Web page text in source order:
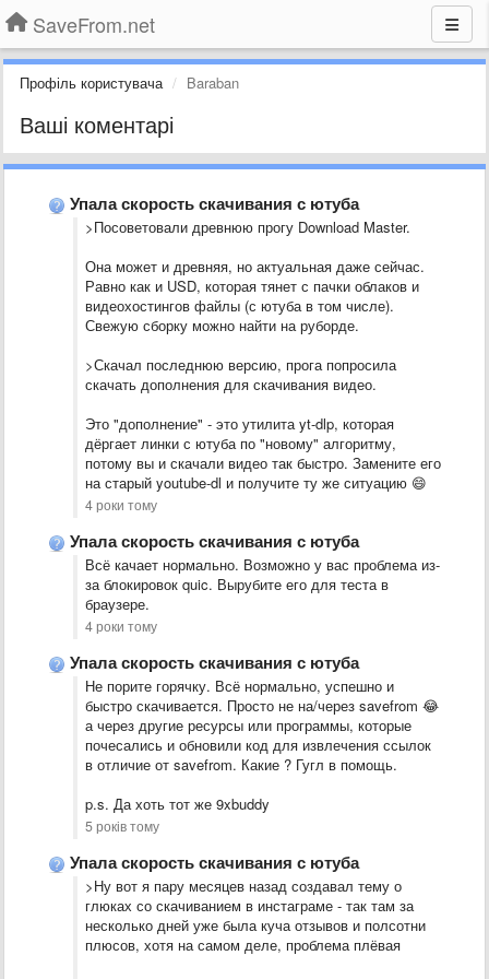
SaveFrom.net
Профіль користувача Baraban
Ваші коментарі
Упала скорость скачивания с ютуба
>Посоветовали древнюю прогу Download Master.
Она может и древняя, но актуальная даже сейчас.
Равно как и USD, которая тянет с пачки облаков и
видеохостингов файлы (с ютуба в том числе).
Свежую сборку можно найти на руборде.
>Скачал последнюю версию, прога попросила
скачать дополнения для скачивания видео.
Это "дополнение" - это утилита yt-dlp, которая
дёргает линки с ютуба по "новому" алгоритму,
потому вы и скачали видео так быстро. Замените его
на старый youtube-dl и получите ту же ситуацию 😄
4 роки тому
Упала скорость скачивания с ютуба
Всё качает нормально. Возможно у вас проблема из-
за блокировок quic. Вырубите его для теста в
браузере.
4 роки тому
Упала скорость скачивания с ютуба
Не порите горячку. Всё нормально, успешно и
быстро скачивается. Просто не на/через savefrom 😂
а через другие ресурсы или программы, которые
почесались и обновили код для извлечения ссылок
в отличие от savefrom. Какие ? Гугл в помощь.
p.s. Да хоть тот же 9xbuddy
5 років тому
Упала скорость скачивания с ютуба
>Ну вот я пару месяцев назад создавал тему о
глюках со скачиванием в инстаграме - так там за
несколько дней уже была куча отзывов и полсотни
плюсов, хотя на самом деле, проблема плёвая